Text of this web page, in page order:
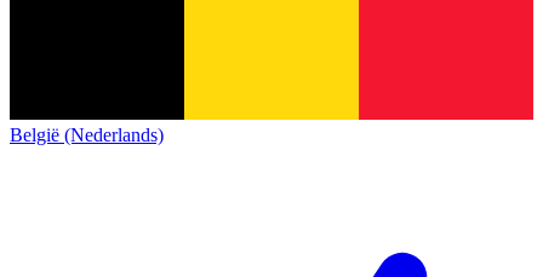
België (Nederlands)